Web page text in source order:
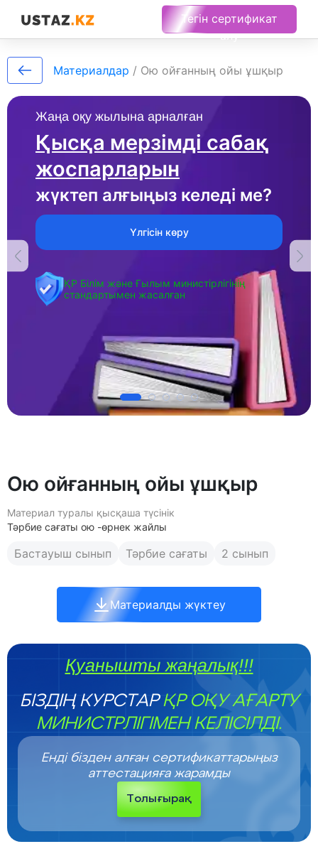
Тегін сертификат
алу
Жаңа оқу жылына арналған
Қысқа мерзімді сабақ
жоспарларын
жүктеп алғыңыз келеді ме?
Үлгісін көру
ҚР Білім және Ғылым министірлігінің
стандартымен жасалған
Материалдар / Ою ойғанның ойы ұшқыр
Ою ойғанның ойы ұшқыр
Материал туралы қысқаша түсінік
Тәрбие сағаты ою -өрнек жайлы
Бастауыш сынып Тәрбие сағаты 2 сынып
Материалды жүктеу
Қуанышты жаңалық!!!
БІЗДІҢ КУРСТАРҚР ОҚУ АҒАРТУ
МИНИСТРЛІГІМЕН КЕЛІСІЛДІ.
Енді бізден алған сертификаттарыңыз
аттестацияға жарамды
Толығырақ